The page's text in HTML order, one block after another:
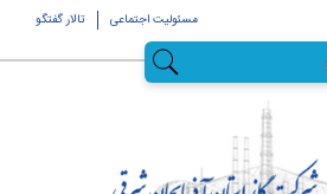
مسئولیت اجتماعی تالار گفتگو